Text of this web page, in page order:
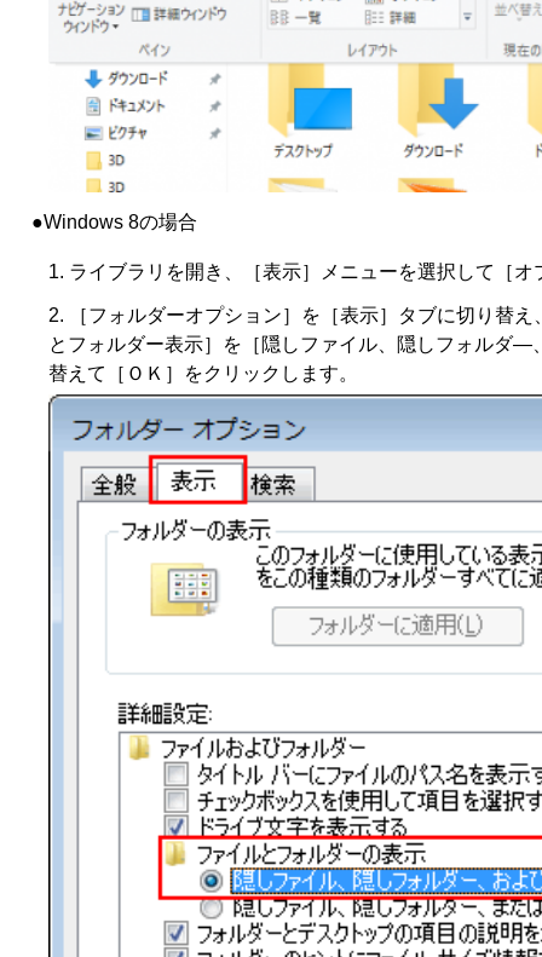
●Windows 8の場合
ライブラリを開き、［表示］メニューを選択して［
［フォルダーオプション］を［表示］タブに切り替
とフォルダー表示］を［隠しファイル、隠しフォルダ―
替えて［ＯＫ］をクリックします。